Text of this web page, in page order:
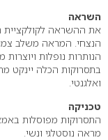
השראה
את ההשראה לקולקציית
הנצחי. המראה משלב
הנותרות נופלות
בתסרוקות הכלה יינקט
ואלגנטי.
טכניקה
התסרוקות מפוסלות
מראה נוסטלגי ונשי.